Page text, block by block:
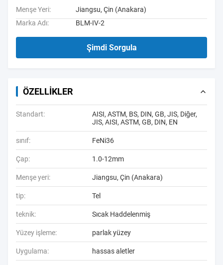
Menşe Yeri:
Jiangsu, Çin (Anakara)
Marka Adı:
BLM-IV-2
Şimdi Sorgula
ÖZELLIKLER
Standart:
AISI, ASTM, BS, DIN, GB, JIS, Diğer,
JIS, AISI, ASTM, GB, DIN, EN
sınıf: FeNi36
Çap: 1.0-12mm
Menşe yeri: Jiangsu, Çin (Anakara)
tip: Tel
teknik: Sıcak Haddelenmiş
Yüzey işleme: parlak yüzey
Uygulama: hassas aletler